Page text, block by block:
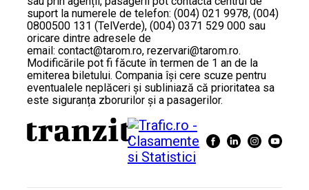
suport la numerele de telefon: (004) 021 9978, (004)
0800500 131 (TelVerde), (004) 0371 529 000 sau
oricare dintre adresele de
email: contact@tarom.ro, rezervari@tarom.ro.
Modificările pot fi făcute în termen de 1 an de la
emiterea biletului. Compania își cere scuze pentru
eventualele neplăceri și subliniază că prioritatea sa
este siguranța zborurilor și a pasagerilor.